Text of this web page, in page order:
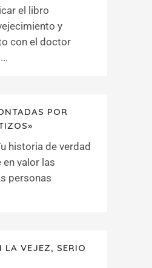
el libro
y
con el doctor
POR
historia de verdad
valor las
personas
LA VEJEZ, SERIO